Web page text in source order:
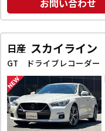
お問い合わせ
日産 スカイライン